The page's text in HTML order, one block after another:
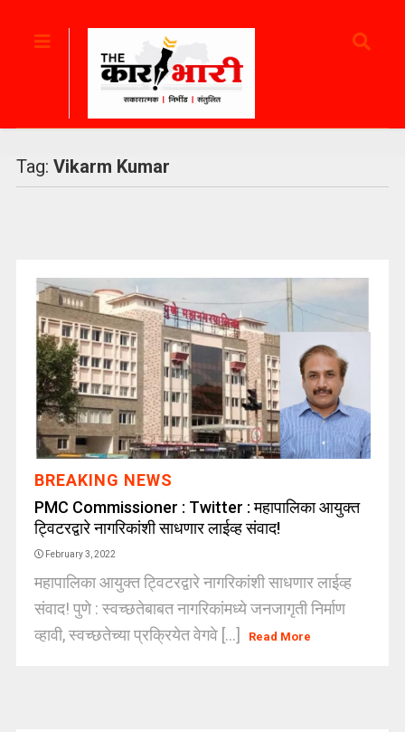
Tag: Vikarm Kumar
BREAKING NEWS
PMC Commissioner : Twitter : महापालिका आयुक्त
ट्विटरद्वारे नागरिकांशी साधणार लाईव्ह संवाद!
February 3, 2022
महापालिका आयुक्त ट्विटरद्वारे नागरिकांशी साधणार लाईव्ह
संवाद! पुणे : स्वच्छतेबाबत नागरिकांमध्ये जनजागृती निर्माण
व्हावी, स्वच्छतेच्या प्रक्रियेत वेगवे [...]
Read More